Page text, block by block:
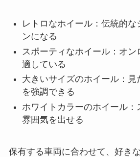
レトロなホイール：伝統的な
ンになる
スポーティなホイール：オン
適している
大きいサイズのホイール：見
を強調できる
ホワイトカラーのホイール：
雰囲気を出せる
保有する車両に合わせて、好き